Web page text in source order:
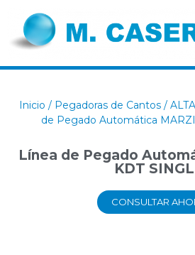
Inicio / Pegadoras de Cantos /
de Pegado Automática
Línea de Pegado
KDT
CONSULTAR